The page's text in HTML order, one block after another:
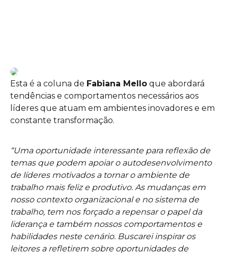
Esta é a coluna de Fabiana Mello que abordará
tendências e comportamentos necessários aos
líderes que atuam em ambientes inovadores e em
constante transformação.
“Uma oportunidade interessante para reflexão de
temas que podem apoiar o autodesenvolvimento
de líderes motivados a tornar o ambiente de
trabalho mais feliz e produtivo. As mudanças em
nosso contexto organizacional e no sistema de
trabalho, tem nos forçado a repensar o papel da
liderança e também nossos comportamentos e
habilidades neste cenário. Buscarei inspirar os
leitores a refletirem sobre oportunidades de